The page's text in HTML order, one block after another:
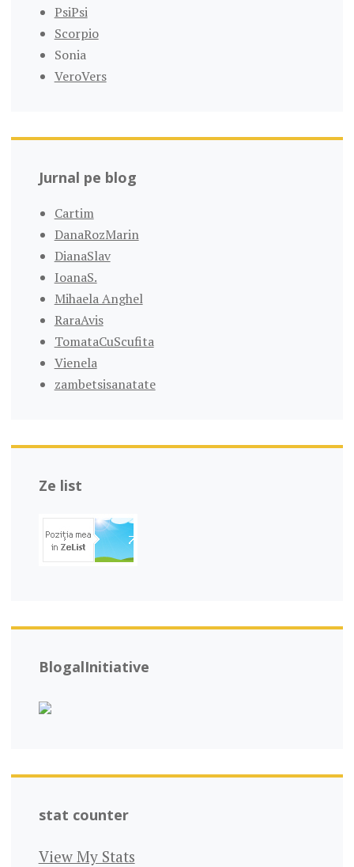
PsiPsi
Scorpio
Sonia
VeroVers
Jurnal pe blog
Cartim
DanaRozMarin
DianaSlav
IoanaS.
Mihaela Anghel
RaraAvis
TomataCuScufita
Vienela
zambetsisanatate
Ze list
BlogalInitiative
stat counter
View My Stats